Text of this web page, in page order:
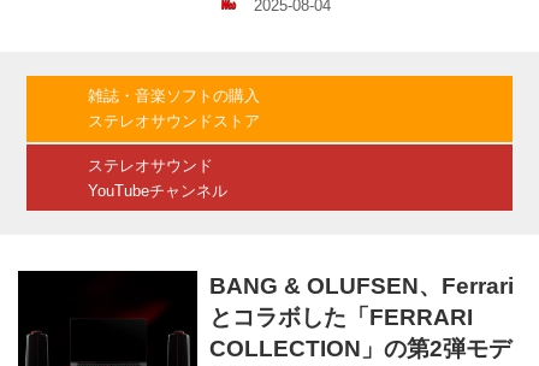
は、同社が生産している「ローマ」の後継とし
代を超えたエレガンスの両立を実現したモデル
とのこと。日本での納車時期は未定で、価格は
雑誌・音楽ソフトの購入
ステレオサウンドストア
ステレオサウンド
YouTubeチャンネル
BANG & OLUFSEN、Ferrari
とコラボした「FERRARI
COLLECTION」の第2弾モデ